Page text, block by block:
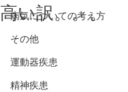
病気についての考え方
その他
運動器疾患
精神疾患
高い訳。。。